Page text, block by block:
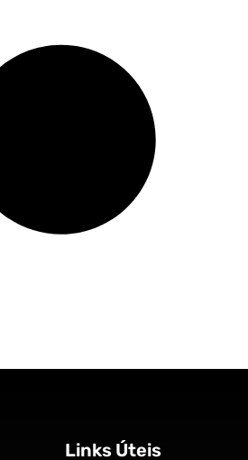
Links Úteis